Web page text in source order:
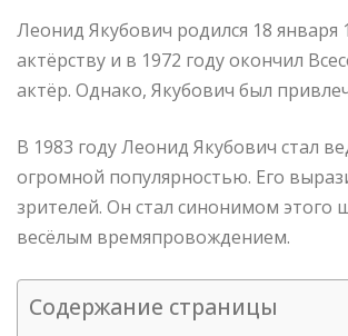
Леонид Якубович родился 18 января
актёрству и в 1972 году окончил
актёр. Однако, Якубович был
В 1983 году Леонид Якубович стал
огромной популярностью. Его
зрителей. Он стал синонимом
весёлым времяпровождением.
Содержание страницы